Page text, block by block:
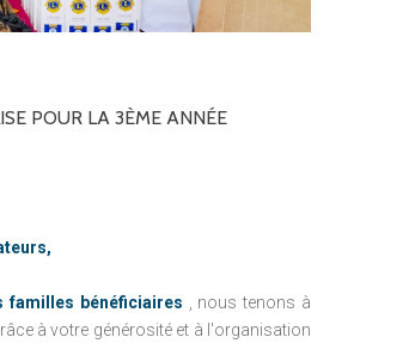
POUR LA 3ÈME ANNÉE
familles bénéficiaires , nous tenons à
à votre générosité et à l'organisation